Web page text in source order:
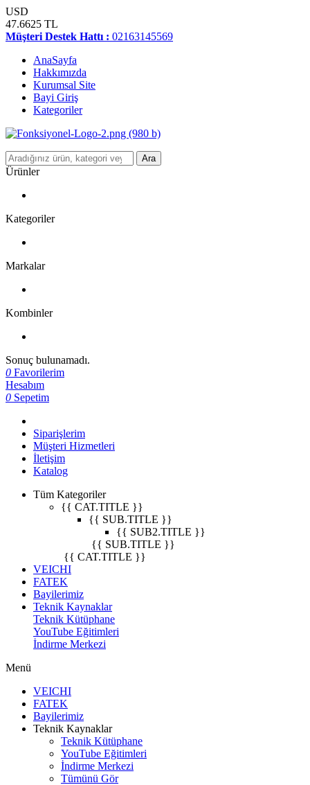
USD
47.6625 TL
Müşteri Destek Hattı : 02163145569
AnaSayfa
Hakkımızda
Kurumsal Site
Bayi Giriş
Kategoriler
Ara
Ürünler
Kategoriler
Markalar
Kombinler
Sonuç bulunamadı.
0 Favorilerim
Hesabım
0 Sepetim
Siparişlerim
Müşteri Hizmetleri
İletişim
Katalog
Tüm Kategoriler
{{ CAT.TITLE }}
{{ SUB.TITLE }}
{{ SUB2.TITLE }}
{{ SUB.TITLE }}
{{ CAT.TITLE }}
VEICHI
FATEK
Bayilerimiz
Teknik Kaynaklar
Teknik Kütüphane
YouTube Eğitimleri
İndirme Merkezi
Menü
VEICHI
FATEK
Bayilerimiz
Teknik Kaynaklar
Teknik Kütüphane
YouTube Eğitimleri
İndirme Merkezi
Tümünü Gör